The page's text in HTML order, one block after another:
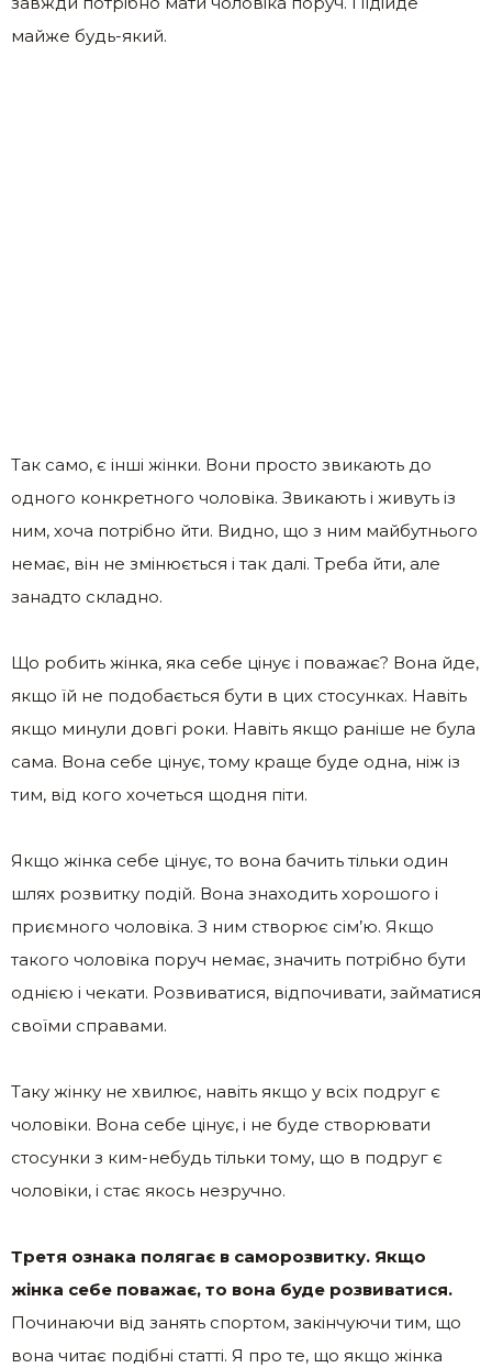
майже будь-який.
Так само, є інші жінки. Вони просто звикають до
одного конкретного чоловіка. Звикають і живуть із
ним, хоча потрібно йти. Видно, що з ним майбутнього
немає, він не змінюється і так далі. Треба йти, але
занадто складно.
Що робить жінка, яка себе цінує і поважає? Вона йде,
якщо їй не подобається бути в цих стосунках. Навіть
якщо минули довгі роки. Навіть якщо раніше не була
сама. Вона себе цінує, тому краще буде одна, ніж із
тим, від кого хочеться щодня піти.
Якщо жінка себе цінує, то вона бачить тільки один
шлях розвитку подій. Вона знаходить хорошого і
приємного чоловіка. З ним створює сім’ю. Якщо
такого чоловіка поруч немає, значить потрібно бути
однією і чекати. Розвиватися, відпочивати, займатися
своїми справами.
Таку жінку не хвилює, навіть якщо у всіх подруг є
чоловіки. Вона себе цінує, і не буде створювати
стосунки з ким-небудь тільки тому, що в подруг є
чоловіки, і стає якось незручно.
Третя ознака полягає в саморозвитку. Якщо
жінка себе поважає, то вона буде розвиватися.
Починаючи від занять спортом, закінчуючи тим, що
вона читає подібні статті. Я про те, що якщо жінка